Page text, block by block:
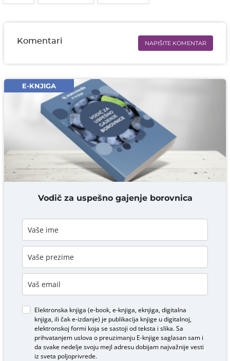
Komentari NAPIŠITE KOMENTAR
Email* obavezno
Komentar* obavezno
DODAJ KOMENTAR
E-KNJIGA
Vodič za uspešno gajenje borovnica
Elektronska knjiga (e-book, e-knjiga, eknjiga, digitalna
knjiga, ili čak e-izdanje) je publikacija knjige u digitalnoj,
elektronskoj formi koja se sastoji od teksta i slika. Sa
prihvatanjem uslova o preuzimanju E-knjigesaglasan sam i
da svake nedelje svoju mejl adresu dobijam najvažnije vesti
iz sveta poljoprivrede.